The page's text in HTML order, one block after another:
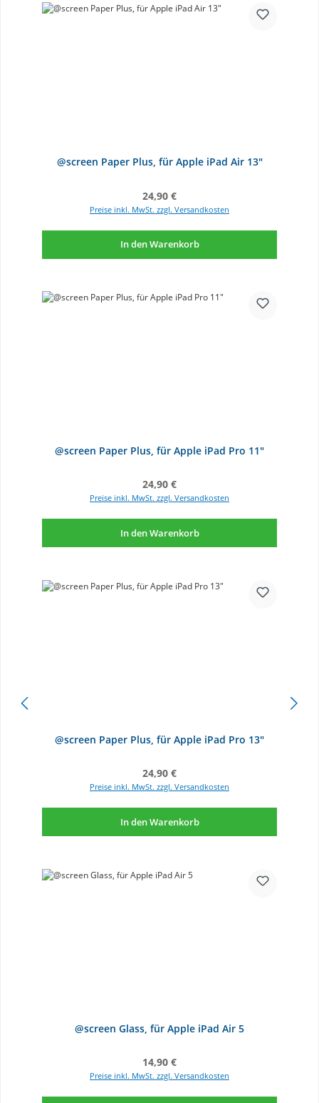
@screen Paper Plus, für Apple iPad Air 13"
Regulärer Preis:
24,90 €
Preise inkl. MwSt. zzgl. Versandkosten
In den Warenkorb
@screen Paper Plus, für Apple iPad Pro 11"
Regulärer Preis:
24,90 €
Preise inkl. MwSt. zzgl. Versandkosten
In den Warenkorb
@screen Paper Plus, für Apple iPad Pro 13"
Regulärer Preis:
24,90 €
Preise inkl. MwSt. zzgl. Versandkosten
In den Warenkorb
@screen Glass, für Apple iPad Air 5
Regulärer Preis:
14,90 €
Preise inkl. MwSt. zzgl. Versandkosten